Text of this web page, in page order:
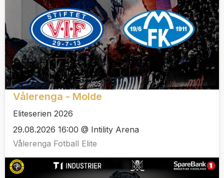
Vålerenga - Molde
Eliteserien 2026
29.08.2026 16:00 @ Intility Arena
Vålerenga Fotball Elite